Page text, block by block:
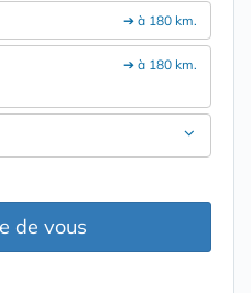
➔ à 180 km.
➔ à 180 km.
de vous